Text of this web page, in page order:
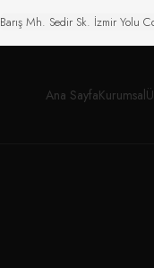
Barış Mh. Sedir Sk. İzmir
Ana SayfaKurumsal